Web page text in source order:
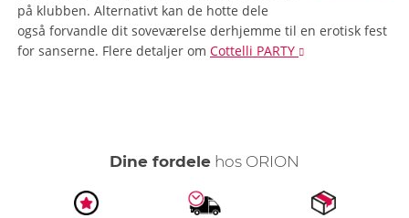
på klubben. Alternativt kan de hotte dele
også forvandle dit soveværelse derhjemme til en erotisk fest
for sanserne. Flere detaljer om Cottelli PARTY
Dine fordele hos ORION